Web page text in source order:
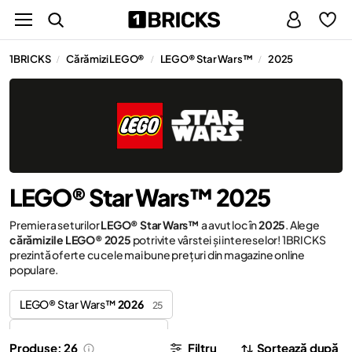
1BRICKS / Cărămizi LEGO® / LEGO® Star Wars™ / 2025
LEGO® Star Wars™ 2025
Premiera seturilorLEGO® Star Wars™ a avut loc în2025. Alege
cărămizile LEGO® 2025 potrivite vârstei și intereselor! 1BRICKS
prezintă oferte cu cele mai bune prețuri din magazine online
populare.
LEGO® Star Wars™2026 25
Produse: 26 Filtru Sortează după